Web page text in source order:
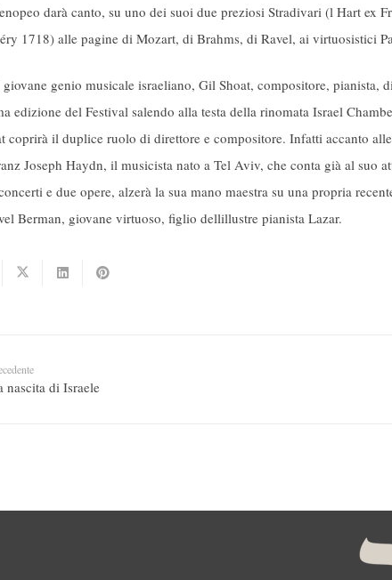
darà canto, su uno dei suoi due preziosi Stradivari (l Hart ex
1718) alle pagine di Mozart, di Brahms, di Ravel, ai virtuosistici
genio musicale israeliano, Gil Shoat, compositore, pianista,
edizione del Festival salendo alla testa della rinomata Israel
coprirà il duplice ruolo di direttore e compositore. Infatti accanto
Joseph Haydn, il musicista nato a Tel Aviv, che conta già al suo
e due opere, alzerà la sua mano maestra su una propria
Berman, giovane virtuoso, figlio dellillustre pianista Lazar.
nascita di Israele